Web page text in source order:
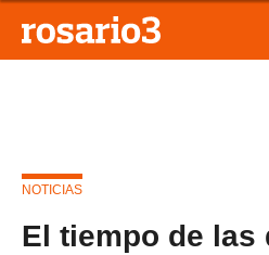
NOTICIAS
El tiempo de las